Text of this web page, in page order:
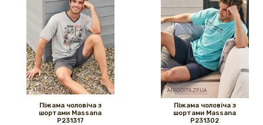
Піжама чоловіча з
шортами Massana
P231317
Піжама чоловіча з
шортами Massana
P231302